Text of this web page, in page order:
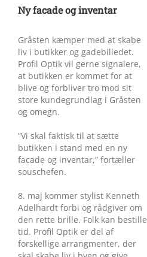
Ny facade og inventar
Gråsten kæmper med at skabe
liv i butikker og gadebilledet.
Profil Optik vil gerne signalere,
at butikken er kommet for at
blive og forbliver tro mod sit
store kundegrundlag i Gråsten
og omegn.
“Vi skal faktisk til at sætte
butikken i stand med en ny
facade og inventar,” fortæller
souschefen.
8. maj kommer stylist Kenneth
Adelhardt forbi og rådgiver om
den rette brille. Folk kan bestille
tid. Profil Optik er del af
forskellige arrangmenter, der